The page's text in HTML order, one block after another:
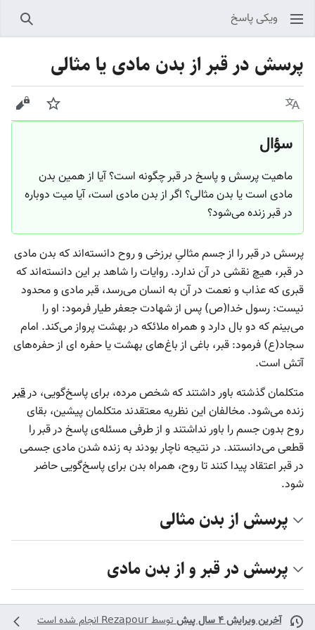
ویکی پاسخ
پرسش در قبر از بدن مادی یا مثالی
زبان پیگیری
سؤال
ماهیت پرسش و پاسخ در قبر چگونه است؟ آیا از همین بدن
مادی است یا بدن مثالی؟ اگر از بدن مادی است، آیا میت دوباره
در قبر زنده می‌شود؟
پرسش در قبر را از جسم مثالیِ برزخی و روح دانسته‌اند که بدن مادی
در قبر، هیچ نقشی در آن ندارد. روایات را شاهد بر این دانسته‌اند که
قبری که عذاب و نعمت در آن به انسان می‌رسد، قبر مادی و محدود
نیست: رسول خدا(ص) پس از شهادت جعفر طیار فرمود: او را
می‌بینم که دو بال دارد و همراه ملائکه در بهشت پرواز می‌کند. امام
سجاد(ع) فرمود: قبر، باغی از باغ‌های بهشت یا حفره ای از حفره‌های
آتش است.
متکلمان گذشته باور داشتند که شخص مرده، برای پاسخ‌گویی، درقبر
زنده می‌شود. مخالفان این نظریه معتقدند متكلمان پيشين، بقاى
روح بدون جسم را باور نداشتند و از طرفى مسئله‌ى پاسخ در قبر را
قطعى می‌دانستند. در نتیجه ناچار بودند به زنده شدن مادى جسمى
در قبر اعتقاد پیدا کنند تا روح، همراه بدن براى پاسخ‌گويى حاضر
شود.
پرسش از بدن مثالی
پرسش در قبر و از بدن مادی
آخرین ویرایش ۴ سال پیش توسطRezapourانجام شده است